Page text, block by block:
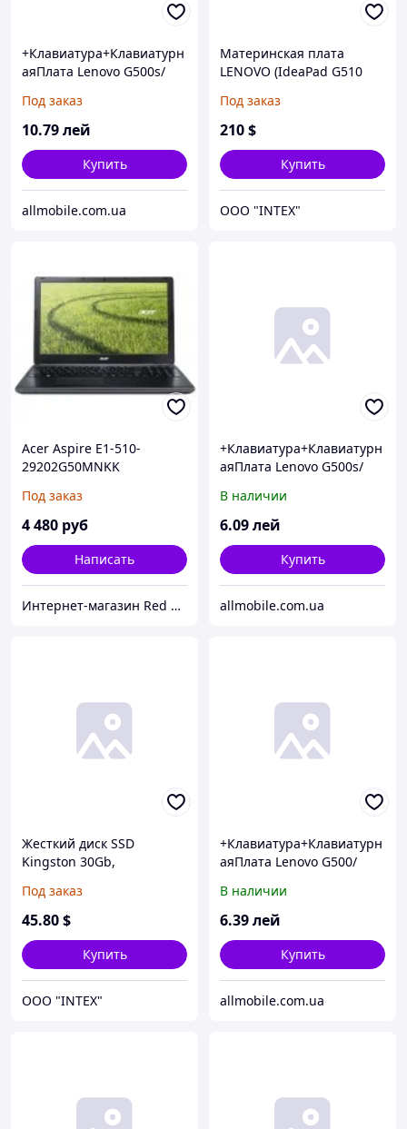
+Клавиатура+Клавиатурн
аяПлата Lenovo G500s/
чёрная+русский+рамка
серая оригин
Под заказ
10.79лей
Купить
allmobile.com.ua
Материнская плата
LENOVO (IdeaPad G510
DH82HM86 SR17E,
DIS(216-0841000, 1Gb),
Под заказ
210$
Купить
OOO "INTEX"
Acer Aspire E1-510-
29202G50MNKK
Под заказ
4 480 руб
Написать
Интернет-магазин Red Storm
+Клавиатура+Клавиатурн
аяПлата Lenovo G500s/
чёрная+русский+рамка
OEM
В наличии
6.09лей
Купить
allmobile.com.ua
Жесткий диск SSD
Kingston 30Gb,
mS200, mSATA!!! MLC, 2.5",
зап/чт. - 510/550Мб/с
Под заказ
45.80$
Купить
OOO "INTEX"
+Клавиатура+Клавиатурн
аяПлата Lenovo G500/
чёрная+русский OEM
В наличии
6.39лей
Купить
allmobile.com.ua